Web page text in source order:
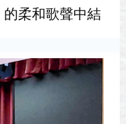
柔和歌聲中結